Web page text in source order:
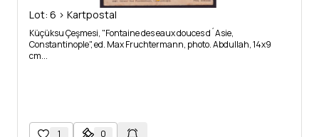
Lot: 6 > Kartpostal
Küçüksu Çeşmesi, "Fontaine des eaux douces d´Asie,
Constantinople", ed. Max Fruchtermann, photo. Abdullah, 14x9
cm...
1 0